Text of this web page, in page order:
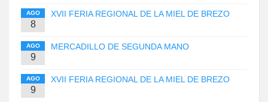
AGO
8
XVII FERIA REGIONAL DE LA MIEL DE BREZO
AGO
9
MERCADILLO DE SEGUNDA MANO
AGO
9
XVII FERIA REGIONAL DE LA MIEL DE BREZO